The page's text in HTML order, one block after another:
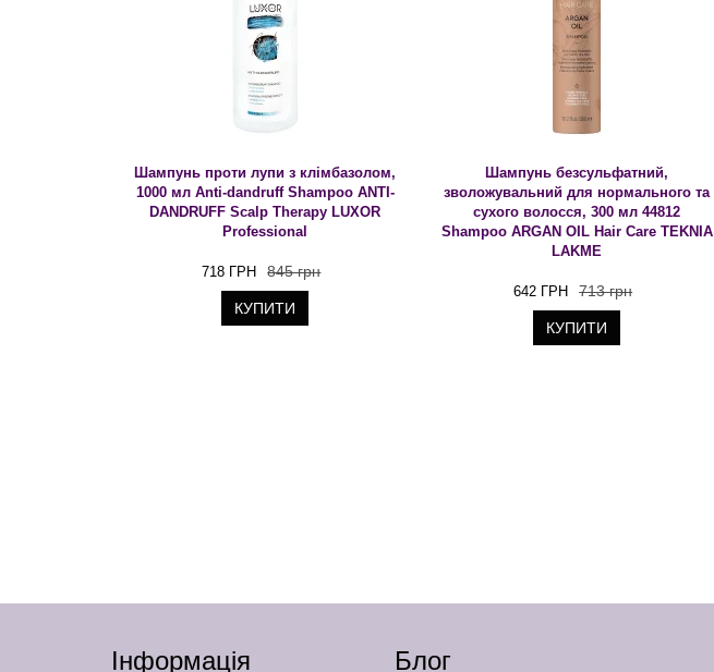
Шампунь проти лупи з клімбазолом,
1000 мл Anti-dandruff Shampoo ANTI-
DANDRUFF Scalp Therapy LUXOR
Professional
718 ГРН 845 грн
КУПИТИ
Шампунь безсульфатний,
зволожувальний для нормального та
сухого волосся, 300 мл 44812
Shampoo ARGAN OIL Hair Care TEKNIA
LAKME
642 ГРН 713 грн
КУПИТИ
Інформація Блог